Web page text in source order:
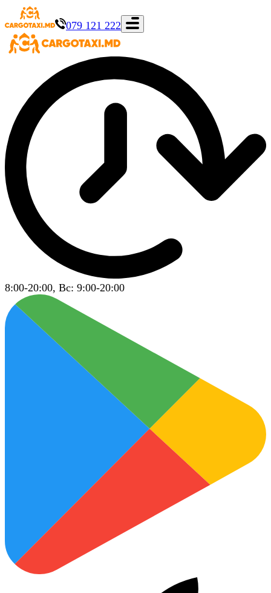
079 121 222
8:00-20:00, Вс: 9:00-20:00